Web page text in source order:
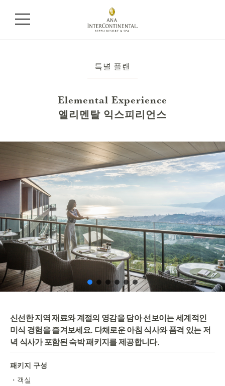
특별 플랜
Elemental Experience
엘리멘탈 익스피리언스
신선한 지역 재료와 계절의 영감을 담아 선보이는 세계적인
미식 경험을 즐겨보세요. 다채로운 아침 식사와 품격 있는 저
녁 식사가 포함된 숙박 패키지를 제공합니다.
패키지 구성
객실